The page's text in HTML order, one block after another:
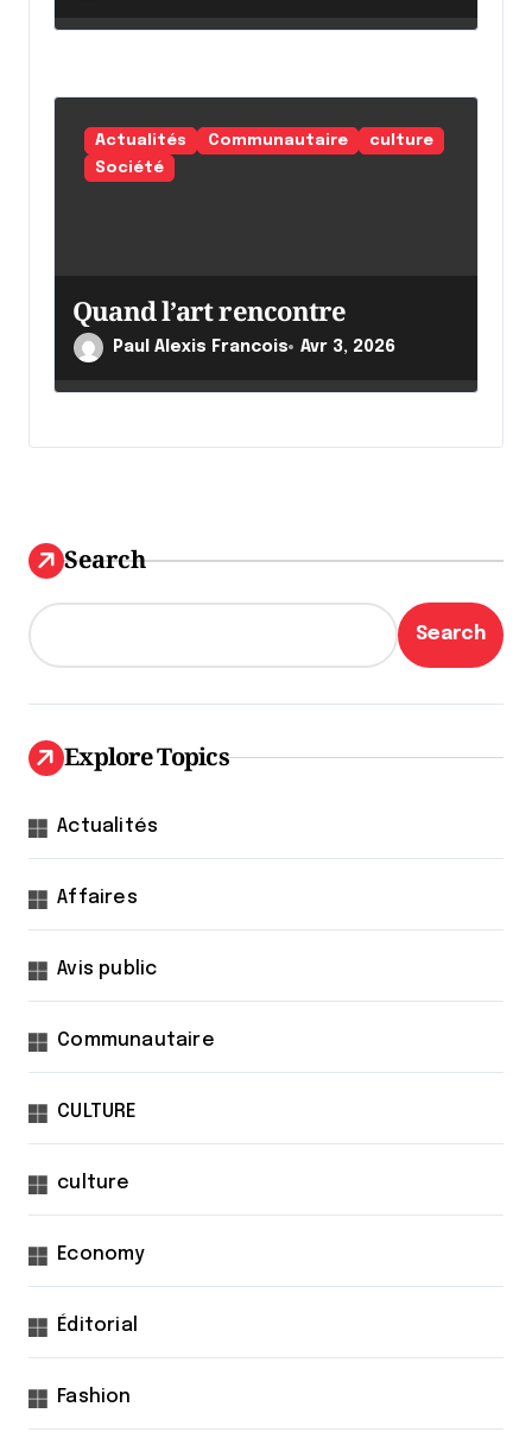
Actualités Communautaire
culture
Société
Quand l’art rencontre
Paul Alexis Francois Avr 3, 2026
Search
Search
Explore Topics
Actualités
Affaires
Avis public
Communautaire
CULTURE
culture
Economy
Éditorial
Fashion